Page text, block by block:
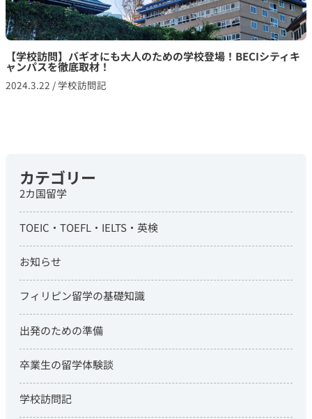
【学校訪問】バギオにも大人のための学校登場！BECIシティキ
ャンパスを徹底取材！
2024.3.22 / 学校訪問記
カテゴリー
2カ国留学
TOEIC・TOEFL・IELTS・英検
お知らせ
フィリピン留学の基礎知識
出発のための準備
卒業生の留学体験談
学校訪問記